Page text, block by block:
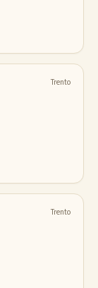
Trento
Trento